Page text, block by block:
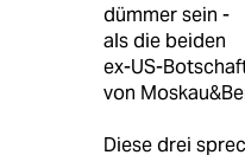
dümmer sein -
als die beiden
ex-US-
von
Diese drei